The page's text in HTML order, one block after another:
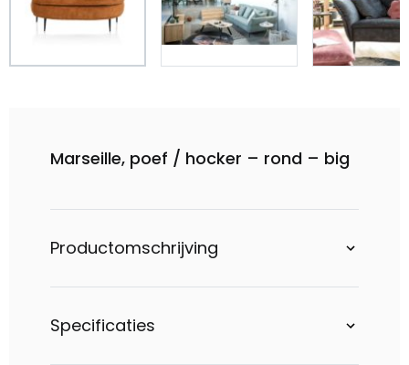
Marseille, poef / hocker – rond – big
Productomschrijving
Specificaties